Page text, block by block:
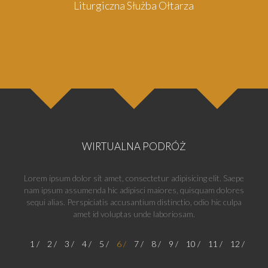
Liturgiczna Służba Ołtarza
WIRTUALNA PODRÓŻ
Lorem ipsum dolor sit amet, consectetur adipisicing elit. Saepe
nam ipsum assumenda hic adipisci maiores, quisquam dolores
sequi alias. Perspiciatis accusantium distinctio, odio hic culpa
amet id voluptas unde laboriosam.
1 2 3 4 5 6 7 8 9 10 11 12